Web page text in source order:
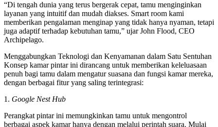
“Di tengah dunia yang terus bergerak cepat, tamu menginginkan
layanan yang intuitif dan mudah diakses. Smart room kami
memberikan pengalaman menginap yang tidak hanya nyaman, tetapi
juga adaptif terhadap kebutuhan tamu,” ujar John Flood, CEO
Archipelago.
Menggabungkan Teknologi dan Kenyamanan dalam Satu Sentuhan
Konsep kamar pintar ini dirancang untuk memberikan keleluasaan
penuh bagi tamu dalam mengatur suasana dan fungsi kamar mereka,
dengan berbagai fitur yang saling terintegrasi:
1. Google Nest Hub
Perangkat pintar ini memungkinkan tamu untuk mengontrol
berbagai aspek kamar hanya dengan melalui perintah suara. Mulai